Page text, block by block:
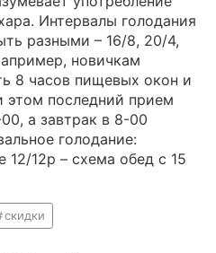
Интервалы голодания
разными – 16/8, 20/4,
новичкам
8 часов пищевых окон и
этом последний прием
а завтрак в 8-00
голодание:
12/12р – схема обед с 15
скидки